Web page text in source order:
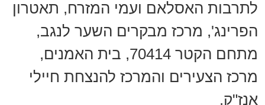
לתרבות האסלאם ועמי המזרח, תאטרון
הפרינג', מרכז מבקרים השער לנגב,
מתחם הקטר 70414, בית האמנים,
מרכז הצעירים והמרכז להנצחת חיילי
אנז"ק.